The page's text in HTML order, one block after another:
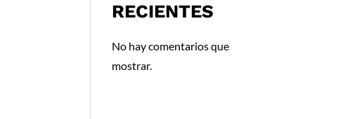
RECIENTES
No hay comentarios que
mostrar.